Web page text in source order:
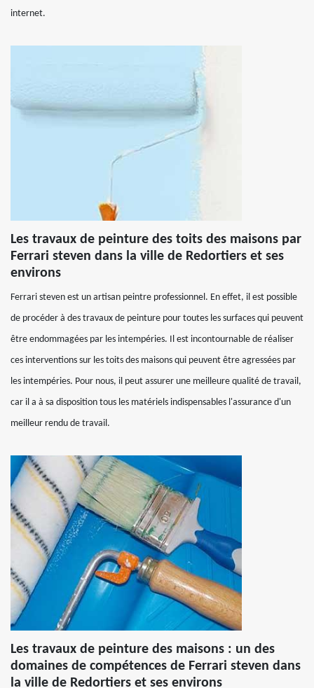
internet.
Les travaux de peinture des toits des maisons par
Ferrari steven dans la ville de Redortiers et ses
environs
Ferrari steven est un artisan peintre professionnel. En effet, il est possible
de procéder à des travaux de peinture pour toutes les surfaces qui peuvent
être endommagées par les intempéries. Il est incontournable de réaliser
ces interventions sur les toits des maisons qui peuvent être agressées par
les intempéries. Pour nous, il peut assurer une meilleure qualité de travail,
car il a à sa disposition tous les matériels indispensables l'assurance d'un
meilleur rendu de travail.
Les travaux de peinture des maisons : un des
domaines de compétences de Ferrari steven dans
la ville de Redortiers et ses environs